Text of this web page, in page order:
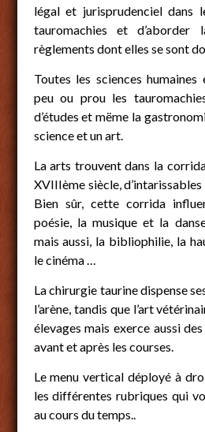
légal et jurisprudenciel dans
tauromachies et d’aborder
règlements dont elles se sont
Toutes les sciences
peu ou prou les
d’études et mëme la
science et un art.
La arts trouvent dans la
XVIIIème siècle,
Bien sûr, cette corrida
poésie, la musique et la
mais aussi, la bibliophilie, la
le cinéma …
La chirurgie taurine dispense
l’arène, tandis que l’art
élevages mais exerce aussi
avant et après les courses.
Le menu vertical déployé à
les différentes rubriques qui
au cours du temps..